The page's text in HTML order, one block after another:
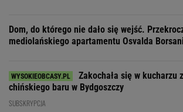
Dom, do którego nie dało się wejść.
mediolańskiego apartamentu Osvalda
Zakochała się w kucharzu z
chińskiego baru w Bydgoszczy
SUBSKRYPCJA